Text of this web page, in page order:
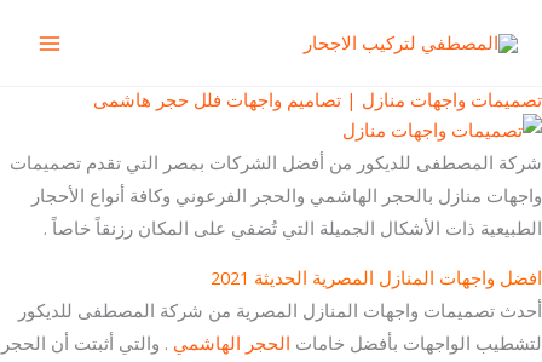
إلى
تصميمات واجهات منازل | تصاميم واجهات فلل حجر هاشمى
شركة المصطفى للديكور من أفضل الشركات بمصر التي تقدم تصميمات
واجهات منازل بالحجر الهاشمي والحجر الفرعوني وكافة أنواع الأحجار
الطبيعية ذات الأشكال الجميلة التي تُضفي على المكان رزنقاً خاصاً .
افضل واجهات المنازل المصرية الحديثة 2021
أحدث تصميمات واجهات المنازل المصرية من شركة المصطفى للديكور
لتشطيب الواجهات بأفضل خامات الحجر الهاشمي . والتي أثبتت أن الحجر